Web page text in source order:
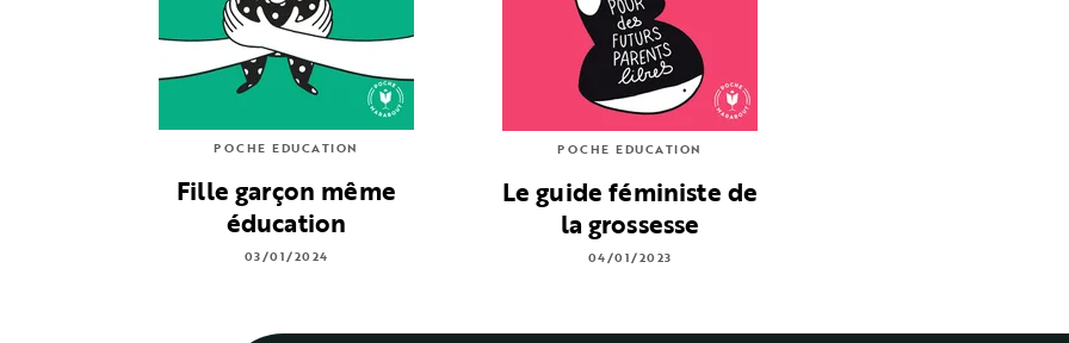
POCHE EDUCATION
Fille garçon même
éducation
03/01/2024
POCHE EDUCATION
Le guide féministe de
la grossesse
04/01/2023